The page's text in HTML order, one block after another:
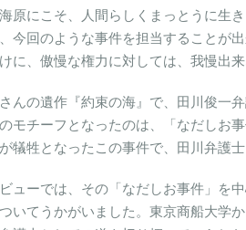
海原にこそ、人間らしくまっとうに
今回のような事件を担当することが
に、傲慢な権力に対しては、我慢出
んの遺作『約束の海』で、田川俊一
モチーフとなったのは、「なだしお
犠牲となったこの事件で、田川弁護
ューでは、その「なだしお事件」を
いてうかがいました。東京商船大学